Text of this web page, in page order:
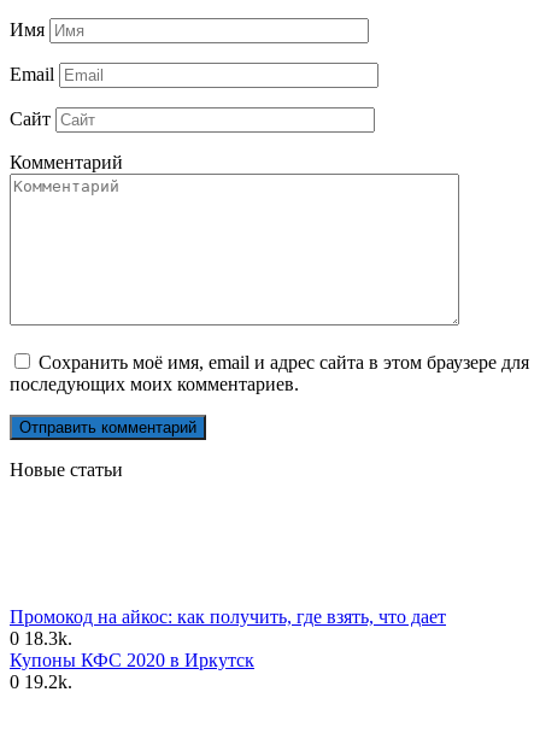
Имя
Email
Сайт
Комментарий
Сохранить моё имя, email и адрес сайта в этом браузере для
последующих моих комментариев.
Новые статьи
Промокод на айкос: как получить, где взять, что дает
0 18.3k.
Купоны КФС 2020 в Иркутск
0 19.2k.